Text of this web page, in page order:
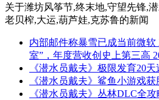
关于潍坊风筝节,终末地,守望先锋,
老贝榨,大运,葫芦娃,克苏鲁的新闻
内部邮件称暴雪已成当前微
室”，年度营收创史上第三高
《潜水员戴夫》极限发育20
《潜水员戴夫》鲨鱼小游戏获
《潜水员戴夫》丛林DLC全